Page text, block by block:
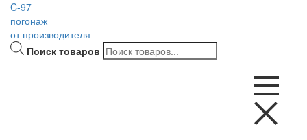
C-97
погонаж
от производителя
Поиск товаров